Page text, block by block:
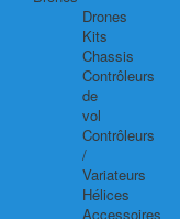
Drones
Kits
Chassis
Contrôleurs
de
vol
Contrôleurs
/
Variateurs
Hélices
Accessoires